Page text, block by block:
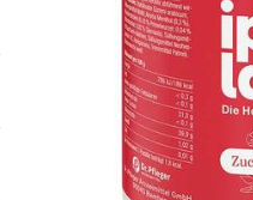
Schnäppchen
Körperpflege & Kosmetik
Liebe & Erotik